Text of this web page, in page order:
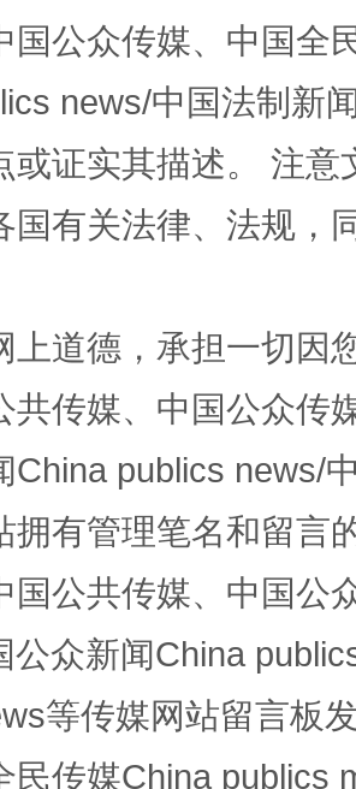
球赛在茂县开幕 规模
园优化重塑工作
国公众传媒、中国全
news/中国法制新
或证实其描述。 注
国有关法律、法规，
上道德，承担一切因
共传媒、中国公众传
China publics news/
拥有管理笔名和留言
国公共传媒、中国公
公众新闻China
等传媒网站留言板
民传媒China publics